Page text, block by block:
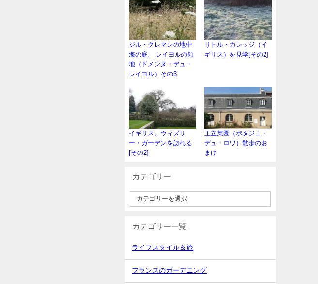
ジル・クレマンの地中
海の庭、 レイヨルの領
地（ドメンヌ・デュ・
レイヨル）その3
リトル・カレッジ（イ
ギリス）を見学[その2]
イギリス、ウィズリ
ー・ガーデンを訪れる
[その2]
王立菜園（ポタジェ・
デュ・ロワ）散歩のお
まけ
カテゴリー
カテゴリー一覧
ライフスタイル＆旅
フランスのガーデニング